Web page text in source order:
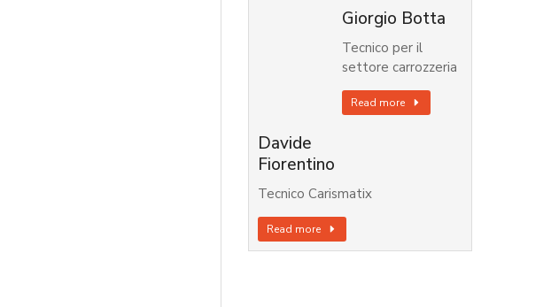
Giorgio Botta
Tecnico per il
settore carrozzeria
Read more
Davide
Fiorentino
Tecnico Carismatix
Read more